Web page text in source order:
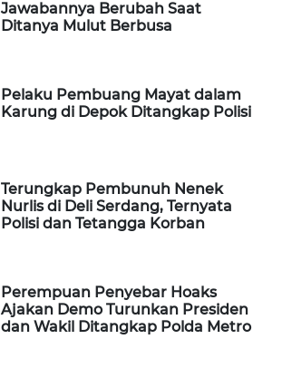
Jawabannya Berubah Saat
Ditanya Mulut Berbusa
Pelaku Pembuang Mayat dalam
Karung di Depok Ditangkap Polisi
Terungkap Pembunuh Nenek
Nurlis di Deli Serdang, Ternyata
Polisi dan Tetangga Korban
Perempuan Penyebar Hoaks
Ajakan Demo Turunkan Presiden
dan Wakil Ditangkap Polda Metro